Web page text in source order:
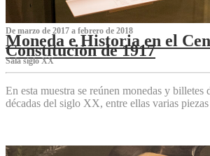
De marzo de 2017 a febrero de 2018
Moneda e Historia en el
Constitución de 1917
Sala siglo XX
En esta muestra se reúnen monedas y billetes
décadas del siglo XX, entre ellas varias